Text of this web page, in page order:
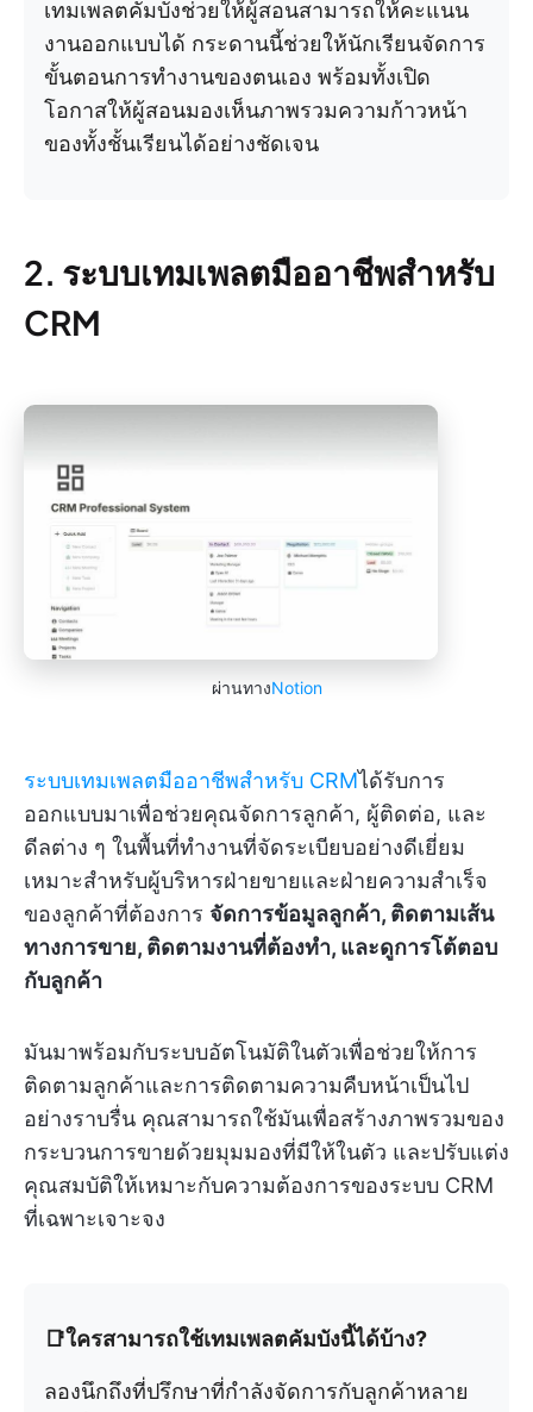
เทมเพลตคัมบังช่วยให้ผู้สอนสามารถให้คะแนน
งานออกแบบได้ กระดานนี้ช่วยให้นักเรียนจัดการ
ขั้นตอนการทำงานของตนเอง พร้อมทั้งเปิด
โอกาสให้ผู้สอนมองเห็นภาพรวมความก้าวหน้า
ของทั้งชั้นเรียนได้อย่างชัดเจน
2. ระบบเทมเพลตมืออาชีพสำหรับ
CRM
ผ่านทางNotion
ระบบเทมเพลตมืออาชีพสำหรับ CRMได้รับการ
ออกแบบมาเพื่อช่วยคุณจัดการลูกค้า, ผู้ติดต่อ, และ
ดีลต่าง ๆ ในพื้นที่ทำงานที่จัดระเบียบอย่างดีเยี่ยม
เหมาะสำหรับผู้บริหารฝ่ายขายและฝ่ายความสำเร็จ
ของลูกค้าที่ต้องการ จัดการข้อมูลลูกค้า, ติดตามเส้น
ทางการขาย, ติดตามงานที่ต้องทำ, และดูการโต้ตอบ
กับลูกค้า
มันมาพร้อมกับระบบอัตโนมัติในตัวเพื่อช่วยให้การ
ติดตามลูกค้าและการติดตามความคืบหน้าเป็นไป
อย่างราบรื่น คุณสามารถใช้มันเพื่อสร้างภาพรวมของ
กระบวนการขายด้วยมุมมองที่มีให้ในตัว และปรับแต่ง
คุณสมบัติให้เหมาะกับความต้องการของระบบ CRM
ที่เฉพาะเจาะจง
📑ใครสามารถใช้เทมเพลตคัมบังนี้ได้บ้าง?
ลองนึกถึงที่ปรึกษาที่กำลังจัดการกับลูกค้าหลาย